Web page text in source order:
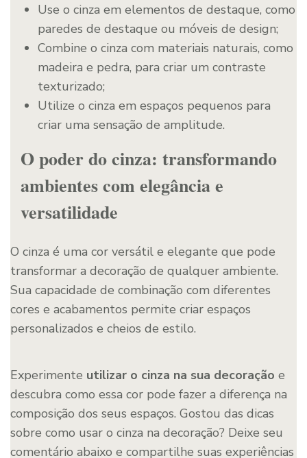
Use o cinza em elementos de destaque, como
paredes de destaque ou móveis de design;
Combine o cinza com materiais naturais, como
madeira e pedra, para criar um contraste
texturizado;
Utilize o cinza em espaços pequenos para
criar uma sensação de amplitude.
O poder do cinza: transformando
ambientes com elegância e
versatilidade
O cinza é uma cor versátil e elegante que pode
transformar a decoração de qualquer ambiente.
Sua capacidade de combinação com diferentes
cores e acabamentos permite criar espaços
personalizados e cheios de estilo.
Experimente utilizar o cinza na sua decoração e
descubra como essa cor pode fazer a diferença na
composição dos seus espaços. Gostou das dicas
sobre como usar o cinza na decoração? Deixe seu
comentário abaixo e compartilhe suas experiências